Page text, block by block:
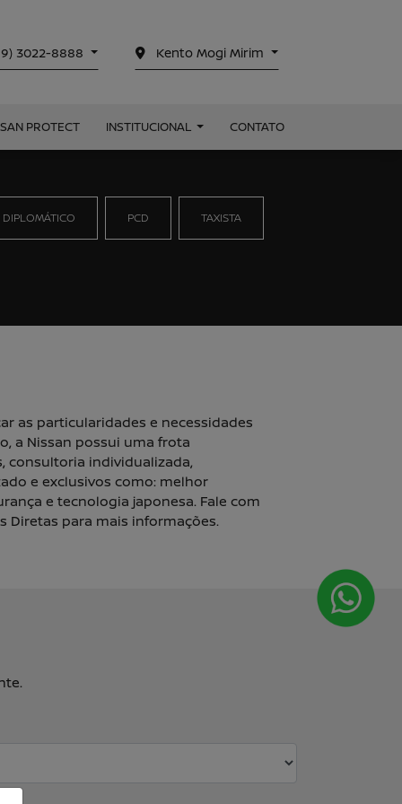
3022-8888 Kento Mogi Mirim
PROTECT INSTITUCIONAL CONTATO
PCD TAXISTA
as particularidades e necessidades
a Nissan possui uma frota
consultoria individualizada,
e exclusivos como: melhor
e tecnologia japonesa. Fale com
Diretas para mais informações.